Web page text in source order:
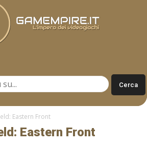
Eastern Front
Eastern Front